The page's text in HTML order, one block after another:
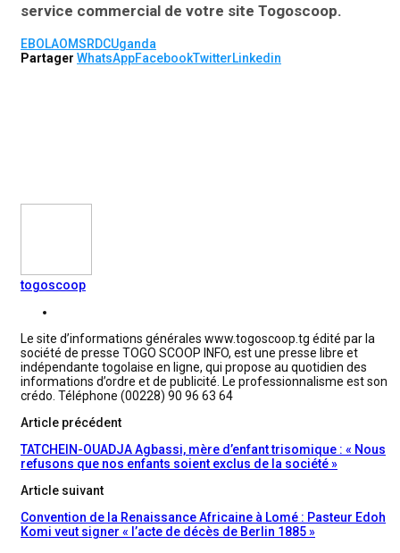
service commercial de votre site Togoscoop.
EBOLAOMSRDCUganda
Partager WhatsAppFacebookTwitterLinkedin
togoscoop
Le site d’informations générales www.togoscoop.tg édité par la
société de presse TOGO SCOOP INFO, est une presse libre et
indépendante togolaise en ligne, qui propose au quotidien des
informations d’ordre et de publicité. Le professionnalisme est son
crédo. Téléphone (00228) 90 96 63 64
Article précédent
TATCHEIN-OUADJA Agbassi, mère d’enfant trisomique : « Nous
refusons que nos enfants soient exclus de la société »
Article suivant
Convention de la Renaissance Africaine à Lomé : Pasteur Edoh
Komi veut signer « l’acte de décès de Berlin 1885 »